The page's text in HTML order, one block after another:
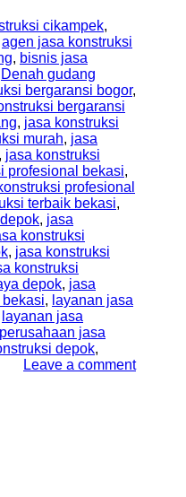
cikampek,
agen jasa konstruksi
, bisnis jasa
Denah gudang
bergaransi bogor,
bergaransi
, jasa konstruksi
murah, jasa
, jasa konstruksi
profesional bekasi,
profesional
terbaik bekasi,
, jasa
konstruksi
, jasa konstruksi
konstruksi
depok, jasa
bekasi, layanan jasa
layanan jasa
perusahaan jasa
depok,
Leave a comment